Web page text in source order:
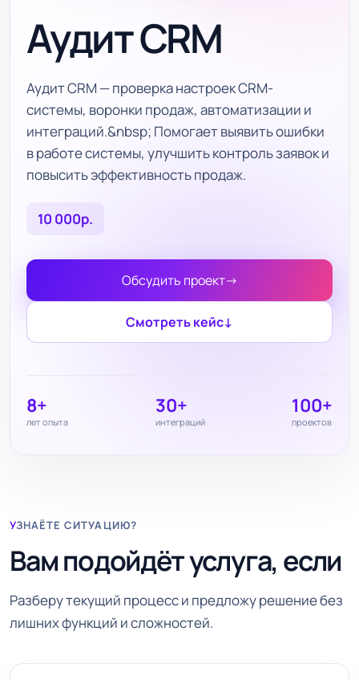
Аудит CRM
Аудит CRM — проверка настроек CRM-
системы, воронки продаж, автоматизации и
интеграций.&nbsp; Помогает выявить ошибки
в работе системы, улучшить контроль заявок и
повысить эффективность продаж.
10 000р.
Обсудить проект→
Смотреть кейс↓
8+
лет опыта
30+
интеграций
100+
проектов
УЗНАЁТЕ СИТУАЦИЮ?
Вам подойдёт услуга, если
Разберу текущий процесс и предложу решение без
лишних функций и сложностей.